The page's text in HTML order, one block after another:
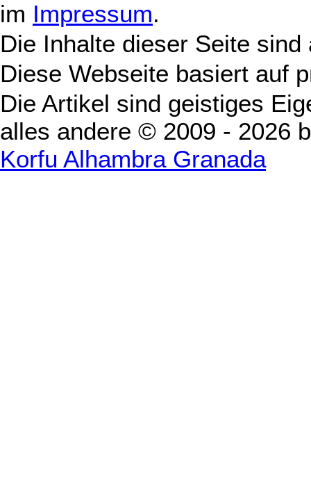
im Impressum.
Die Inhalte dieser Seite
Diese Webseite basiert auf
Die Artikel sind geistiges
alles andere © 2009 - 2026
Korfu Alhambra Granada